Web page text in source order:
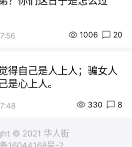
1006 20
得自己是人上人；骗女人
是心上人。
330 8
© 2021 华人街